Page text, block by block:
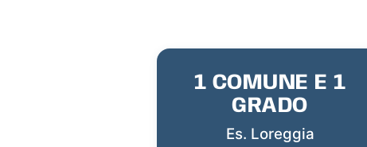
1 COMUNE E 1
GRADO
Es. Loreggia